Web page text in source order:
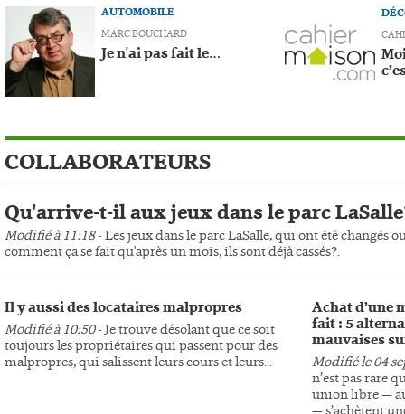
AUTOMOBILE
MARC BOUCHARD
Je n'ai pas fait le…
COLLABORATEURS
Qu'arrive-t-il aux jeux dans le parc
Modifié à 11:18- Les jeux dans le parc LaSalle, qui ont été changés
comment ça se fait qu'après un mois, ils sont déjà cassés?.
Il y aussi des locataires malpropres
Modifié à 10:50- Je trouve désolant que ce soit
toujours les propriétaires qui passent pour des
malpropres, qui salissent leurs cours et leurs...
Achat d’une
fait : 5
mauvaises
Modifié le 04
n’est pas rare
union libre —
— s’achètent